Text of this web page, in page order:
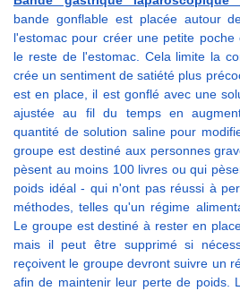
bande gonflable est placée autour
l'estomac pour créer une petite
le reste de l'estomac. Cela limite la
crée un sentiment de satiété plus
est en place, il est gonflé avec une
ajustée au fil du temps en
quantité de solution saline pour
groupe est destiné aux personnes
pèsent au moins 100 livres ou qui
poids idéal - qui n'ont pas réussi à
méthodes, telles qu'un régime
Le groupe est destiné à rester en
mais il peut être supprimé si
reçoivent le groupe devront suivre un
afin de maintenir leur perte de poids.